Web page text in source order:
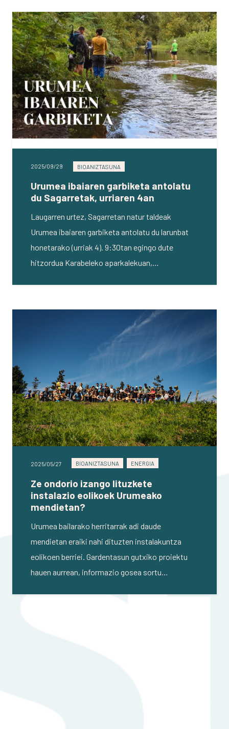
2025/09/29 BIOANIZTASUNA
Urumea ibaiaren garbiketa antolatu
du Sagarretak, urriaren 4an
Laugarren urtez, Sagarretan natur taldeak
Urumea ibaiaren garbiketa antolatu du larunbat
honetarako (urriak 4). 9:30tan egingo dute
hitzordua Karabeleko aparkalekuan,…
2025/05/27 BIOANIZTASUNA ENERGIA
Ze ondorio izango lituzkete
instalazio eolikoek Urumeako
mendietan?
Urumea bailarako herritarrak adi daude
mendietan eraiki nahi dituzten instalakuntza
eolikoen berriei. Gardentasun gutxiko proiektu
hauen aurrean, informazio gosea sortu…